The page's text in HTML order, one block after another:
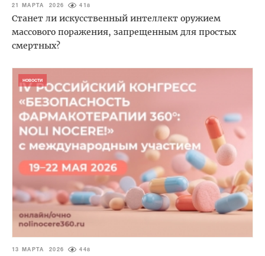
21 МАРТА 2026 418
Станет ли искусственный интеллект оружием
массового поражения, запрещенным для простых
смертных?
НОВОСТИ
13 МАРТА 2026 448